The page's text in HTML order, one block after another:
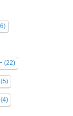
(22)
(5)
(4)